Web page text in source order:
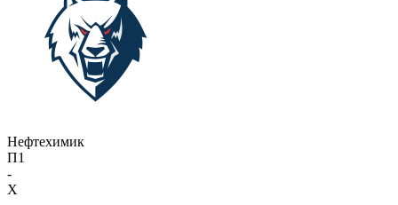
Нефтехимик
П1
-
X